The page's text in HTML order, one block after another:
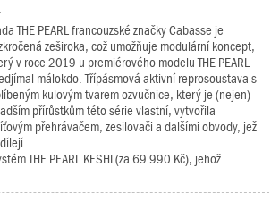
THE PEARL francouzské značky Cabasse je
zeširoka, což umožňuje modulární koncept,
v roce 2019 u premiérového modelu THE PEARL
málokdo. Třípásmová aktivní reprosoustava s
kulovým tvarem ozvučnice, který je (nejen)
přírůstkům této série vlastní, vytvořila
přehrávačem, zesilovači a dalšími obvody, jež
THE PEARL KESHI (za 69 990 Kč), jehož...